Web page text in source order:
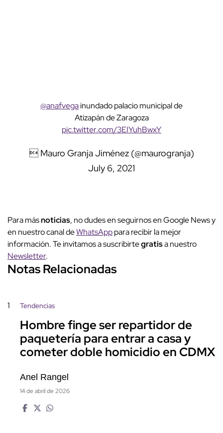
@anafvegainundado palacio municipal de
Atizapán de Zaragoza
pic.twitter.com/3EIYuhBwxY
 Mauro Granja Jiménez (@maurogranja)
July 6, 2021
Para másnoticias, no dudes en seguirnos en Google News y
en nuestro canal deWhatsApppara recibir la mejor
información. Te invitamos a suscribirtegratisa nuestro
Newsletter.
Notas Relacionadas
1 Tendencias
Hombre finge ser repartidor de
paquetería para entrar a casa y
cometer doble homicidio en CDMX
Anel Rangel
14 de abril de 2026